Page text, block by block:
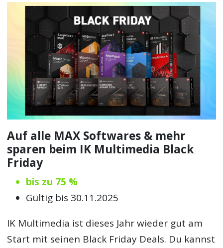
Auf alle MAX Softwares & mehr
sparen beim IK Multimedia Black
Friday
bis zu 75 %
Gültig bis 30.11.2025
IK Multimedia ist dieses Jahr wieder gut am
Start mit seinen Black Friday Deals. Du kannst